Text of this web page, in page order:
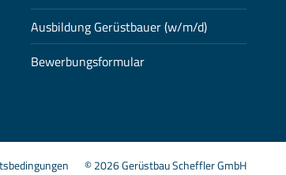
Ausbildung Gerüstbauer (w/m/d)
Bewerbungsformular
© 2026 Gerüstbau Scheffler GmbH